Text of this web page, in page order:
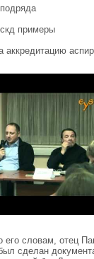
примеры
аккредитацию
его словам, отец
сделан